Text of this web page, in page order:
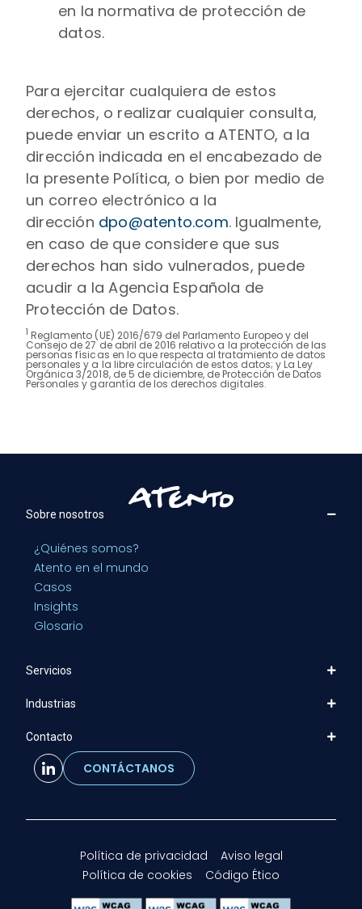
en la normativa de protección de
datos.
Para ejercitar cualquiera de estos
derechos, o realizar cualquier consulta,
puede enviar un escrito a ATENTO, a la
dirección indicada en el encabezado de
la presente Política, o bien por medio de
un correo electrónico a la
dirección dpo@atento.com. Igualmente,
en caso de que considere que sus
derechos han sido vulnerados, puede
acudir a la Agencia Española de
Protección de Datos.
1 Reglamento (UE) 2016/679 del Parlamento Europeo y del
Consejo de 27 de abril de 2016 relativo a la protección de las
personas físicas en lo que respecta al tratamiento de datos
personales y a la libre circulación de estos datos; y La Ley
Orgánica 3/2018, de 5 de diciembre, de Protección de Datos
Personales y garantía de los derechos digitales.
Sobre nosotros
¿Quiénes somos?
Atento en el mundo
Casos
Insights
Glosario
Servicios
Industrias
Contacto
CONTÁCTANOS
Política de privacidad
Aviso legal
Política de cookies
Código Ético